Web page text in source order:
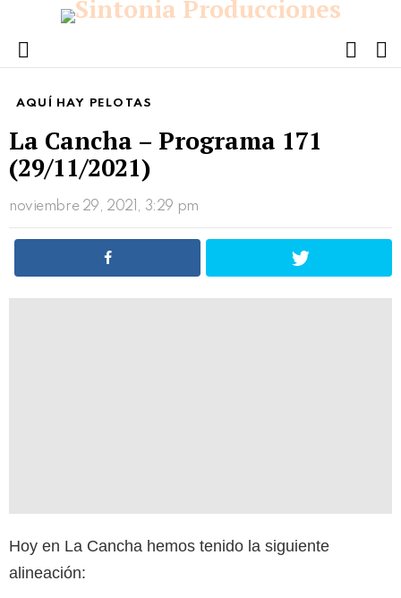
Menu
AQUÍ HAY PELOTAS
La Cancha – Programa 171
(29/11/2021)
noviembre 29, 2021, 3:29 pm
Hoy en La Cancha hemos tenido la siguiente
alineación: